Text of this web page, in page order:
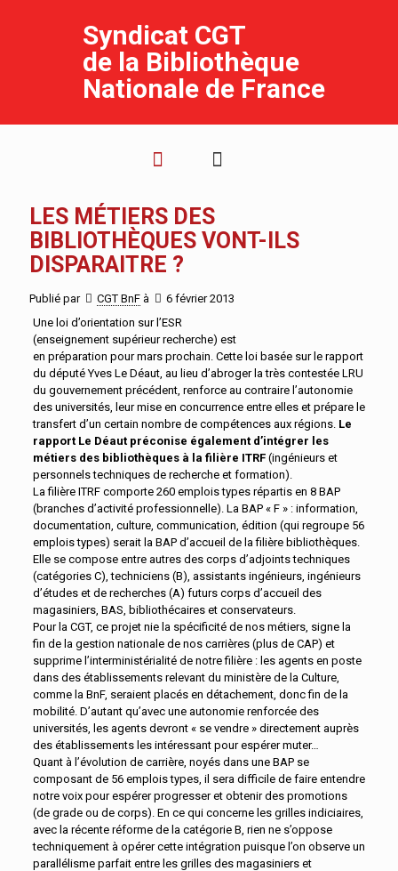
Syndicat CGT
de la Bibliothèque
Nationale de France
LES MÉTIERS DES
BIBLIOTHÈQUES VONT-ILS
DISPARAITRE ?
Publié par CGT BnF à
6 février 2013
Une loi d’orientation sur l’ESR
(enseignement supérieur recherche) est
en préparation pour mars prochain. Cette loi basée sur le rapport
du député Yves Le Déaut, au lieu d’abroger la très contestée LRU
du gouvernement précédent, renforce au contraire l’autonomie
des universités, leur mise en concurrence entre elles et prépare le
transfert d’un certain nombre de compétences aux régions. Le
rapport Le Déaut préconise également d’intégrer les
métiers des bibliothèques à la filière ITRF(ingénieurs et
personnels techniques de recherche et formation).
La filière ITRF comporte 260 emplois types répartis en 8 BAP
(branches d’activité professionnelle). La BAP « F » : information,
documentation, culture, communication, édition (qui regroupe 56
emplois types) serait la BAP d’accueil de la filière bibliothèques.
Elle se compose entre autres des corps d’adjoints techniques
(catégories C), techniciens (B), assistants ingénieurs, ingénieurs
d’études et de recherches (A) futurs corps d’accueil des
magasiniers, BAS, bibliothécaires et conservateurs.
Pour la CGT, ce projet nie la spécificité de nos métiers, signe la
fin de la gestion nationale de nos carrières (plus de CAP) et
supprime l’interministérialité de notre filière : les agents en poste
dans des établissements relevant du ministère de la Culture,
comme la BnF, seraient placés en détachement, donc fin de la
mobilité. D’autant qu’avec une autonomie renforcée des
universités, les agents devront « se vendre » directement auprès
des établissements les intéressant pour espérer muter…
Quant à l’évolution de carrière, noyés dans une BAP se
composant de 56 emplois types, il sera difficile de faire entendre
notre voix pour espérer progresser et obtenir des promotions
(de grade ou de corps). En ce qui concerne les grilles indiciaires,
avec la récente réforme de la catégorie B, rien ne s’oppose
techniquement à opérer cette intégration puisque l’on observe un
parallélisme parfait entre les grilles des magasiniers et